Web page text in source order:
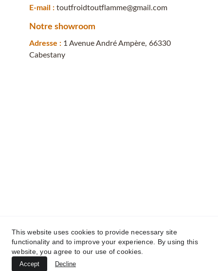
E-mail : toutfroidtoutflamme@gmail.com
Toutfroidtoutflamme© 2025. Tout droits
Adresse : 1 Avenue André Ampère, 66330
Cabestany
Notre showroom
This website uses cookies to provide necessary site
functionality and to improve your experience. By using this
website, you agree to our use of cookies.
Accept Decline